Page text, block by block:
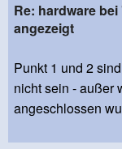
Re: hardware
angezeigt
Punkt 1 und 2
nicht sein - außer
angeschlossen